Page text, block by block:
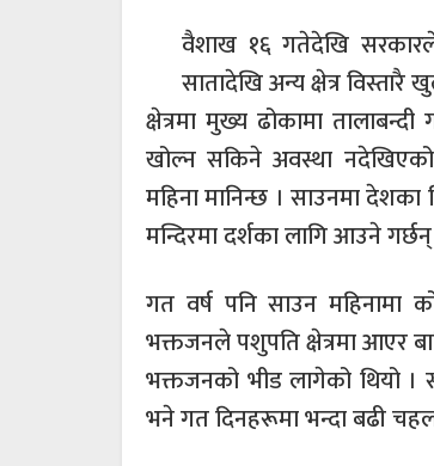
वैशाख १६ गतेदेखि सरकारले
सातादेखि अन्य क्षेत्र
क्षेत्रमा मुख्य ढोकामा
खोल्न सकिने अवस्था
महिना मानिन्छ । साउनमा
मन्दिरमा दर्शका लागि आउने
गत वर्ष पनि साउन महिनामा
भक्तजनले पशुपति क्षेत्रमा आएर
भक्तजनको भीड लागेको थियो ।
भने गत दिनहरूमा भन्दा बढी